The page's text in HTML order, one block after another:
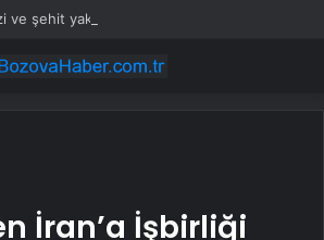
İran’a İşbirliği